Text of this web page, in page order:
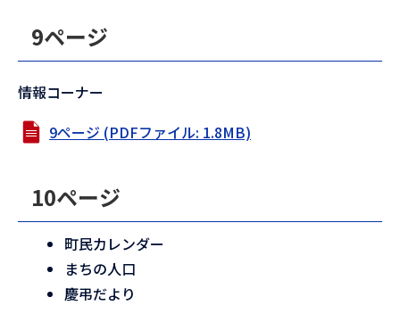
9ページ
情報コーナー
9ページ (PDFファイル: 1.8MB)
10ページ
町民カレンダー
まちの人口
慶弔だより